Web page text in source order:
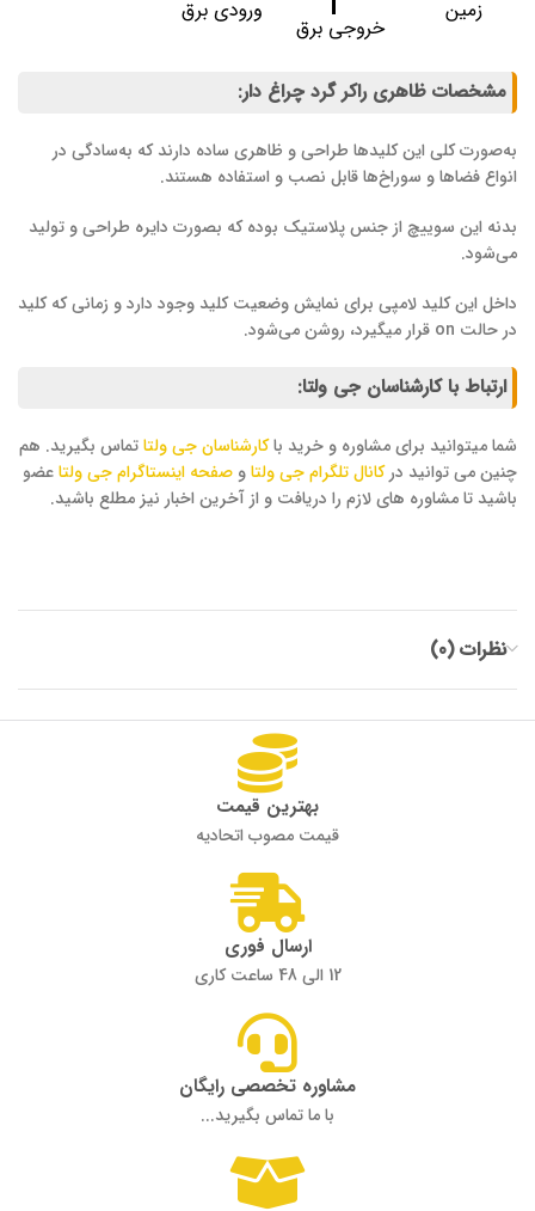
مشخصات ظاهری راکر گرد چراغ دار:
به‌صورت کلی این کلیدها طراحی و ظاهری ساده دارند که به‌سادگی در
انواع فضاها و سوراخ‌ها قابل نصب و استفاده هستند.
بدنه این سوییچ از جنس پلاستیک بوده که بصورت دایره طراحی و تولید
می‌شود.
داخل این کلید لامپی برای نمایش وضعیت کلید وجود دارد و زمانی که کلید
در حالت on قرار میگیرد، روشن می‌شود.
ارتباط با کارشناسان جی ولتا:
شما میتوانید برای مشاوره و خرید باکارشناسان جی ولتاتماس بگیرید. هم
چنین می توانید درکانال تلگرام جی ولتاو صفحه اینستاگرام جی ولتاعضو
باشید تا مشاوره های لازم را دریافت و از آخرین اخبار نیز مطلع باشید.
نظرات (0)
بهترین قیمت
قیمت مصوب اتحادیه
ارسال فوری
12 الی 48 ساعت کاری
مشاوره تخصصی رایگان
با ما تماس بگیرید...